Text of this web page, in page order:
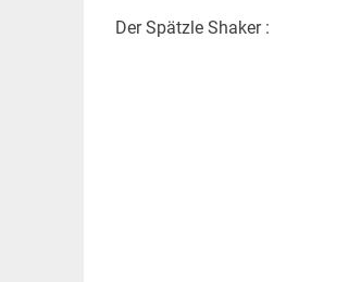
Der Spätzle Shaker :